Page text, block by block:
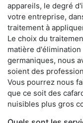
appareils, le degré
votre entreprise,
traitement à
Le choix du
matière
germaniques, nous
soient des
Vous pourrez nous
que ce soit des
nuisibles plus gros